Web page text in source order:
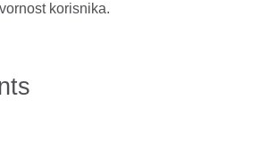
korisnika.